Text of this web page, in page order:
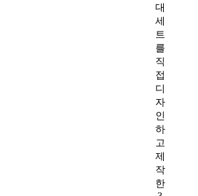
대
세
트
를
직
접
디
자
인
하
고
제
작
한